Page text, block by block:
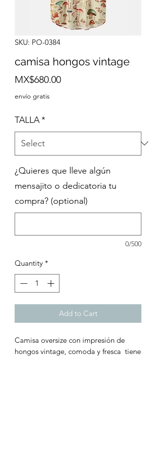
SKU: PO-0384
camisa hongos vintage
MX$680.00Price
envío gratis
TALLA*
¿Quieres que lleve algún
mensajito o dedicatoria tu
compra? (optional)
0/500
Quantity *
Add to Cart
Camisa oversize con impresión de
hongos vintage, comoda y fresca tiene